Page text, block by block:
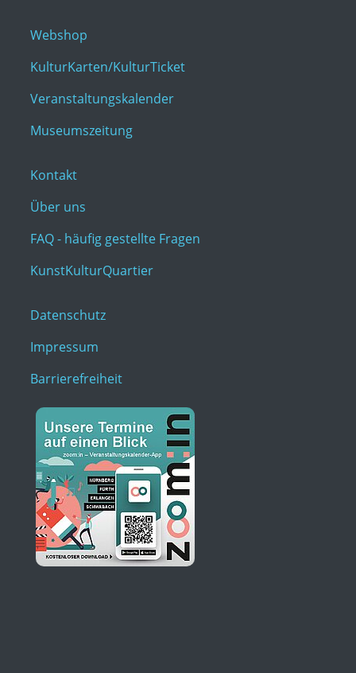
Webshop
KulturKarten/KulturTicket
Veranstaltungskalender
Museumszeitung
Kontakt
Über uns
FAQ - häufig gestellte Fragen
KunstKulturQuartier
Datenschutz
Impressum
Barrierefreiheit